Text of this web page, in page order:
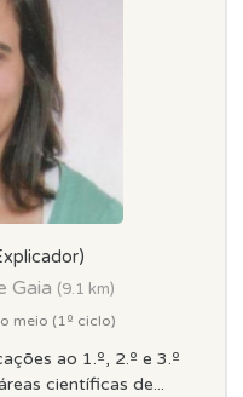
Gaia (9.1 km)
meio (1º ciclo)
ao 1.º, 2.º e 3.º
científicas de...